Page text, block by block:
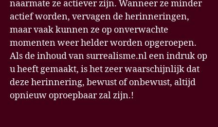
naarmate ze actiever zijn. Wanneer ze minder
actief worden, vervagen de herinneringen,
maar vaak kunnen ze op onverwachte
momenten weer helder worden opgeroepen.
Als de inhoud van surrealisme.nl een indruk op
u heeft gemaakt, is het zeer waarschijnlijk dat
deze herinnering, bewust of onbewust, altijd
opnieuw oproepbaar zal zijn.!